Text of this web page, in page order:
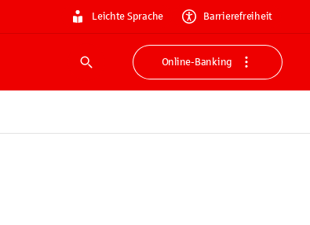
Leichte Sprache Barrierefreiheit
Suche
Online-Banking